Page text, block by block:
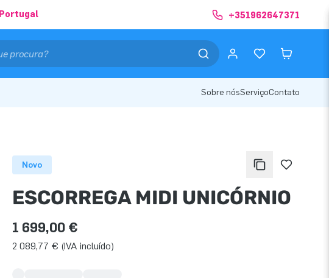
Portugal +351962647371
Sobre nósServiçoContato
Novo
ESCORREGA MIDI UNICÓRNIO
1 699,00 €
2 089,77 € (IVA incluído)